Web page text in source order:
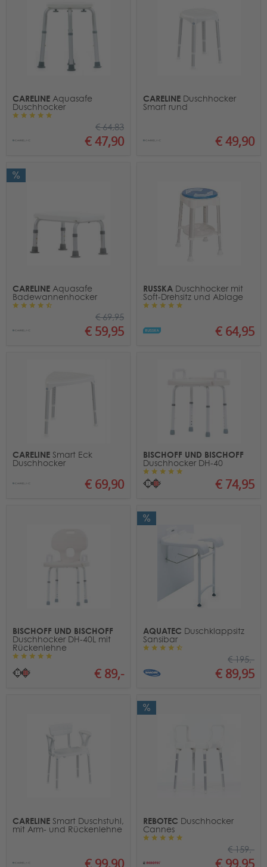
CARELINE Aquasafe
Duschhocker
€ 47,90
€ 64,83
CARELINE Duschhocker
Smart rund
€ 49,90
CARELINE Aquasafe
Badewannenhocker
€ 59,95
€ 69,95
RUSSKA Duschhocker mit
Soft-Drehsitz und Ablage
€ 64,95
CARELINE Smart Eck
Duschhocker
€ 69,90
BISCHOFF UND BISCHOFF
Duschhocker DH-40
€ 74,95
BISCHOFF UND BISCHOFF
Duschhocker DH-40L mit
Rückenlehne
€ 89,-
AQUATEC Duschklappsitz
Sansibar
€ 89,95
€ 195,-
CARELINE Smart Duschstuhl,
mit Arm- und Rückenlehne
€ 99,90
REBOTEC Duschhocker
Cannes
€ 99,95
€ 159,-